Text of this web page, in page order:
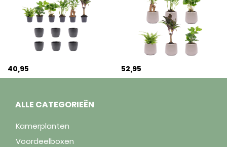
40,95 52,95
ALLE CATEGORIEËN
Kamerplanten
Voordeelboxen